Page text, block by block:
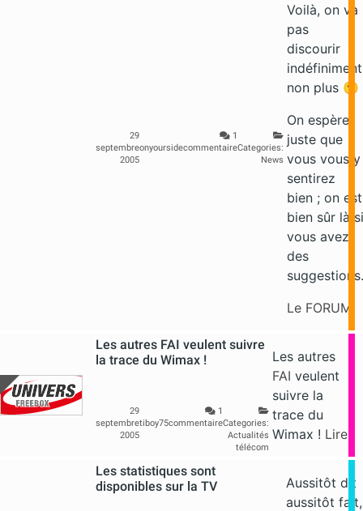
29
septembre
2005
onyourside
1
commentaireCategories:
News
Voilà, on va
pas
discourir
indéfiniment
non plus 😮
On espère
juste que
vous vous y
sentirez
bien ; on est
bien sûr là si
vous avez
des
suggestions.
Le FORUM
Les autres FAI veulent suivre
la trace du Wimax !
29
septembre
2005
tiboy75
1
commentaireCategories:
Actualités
télécom
Les autres
FAI veulent
suivre la
trace du
Wimax ! Lire
Les statistiques sont
disponibles sur la TV
Aussitôt dit
aussitôt fait,